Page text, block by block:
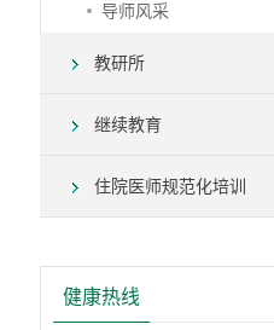
导师风采
教研所
继续教育
住院医师规范化培训
健康热线